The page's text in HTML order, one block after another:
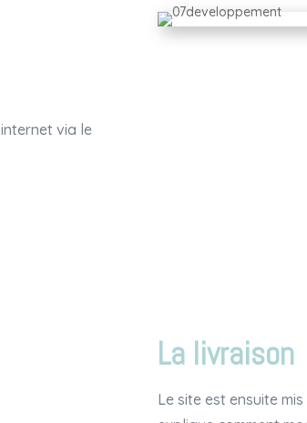
via le
La livraison
Le site est ensuite